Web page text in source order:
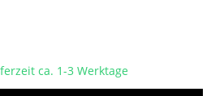
ca. 1-3 Werktage